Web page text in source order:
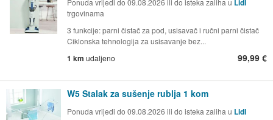
Lidl
trgovinama
3 funkcije: parni čistač za pod, usisavač i ručni parni čistač
Ciklonska tehnologija za usisavanje bez...
1 km udaljeno 99,99 €
W5 Stalak za sušenje rublja 1 kom
Ponuda vrijedi do 09.08.2026 ili do isteka zaliha u Lidl